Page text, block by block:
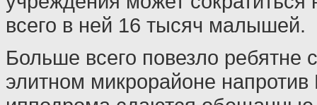
всего в ней 16 тысяч малышей.
Больше всего повезло ребятне
элитном микрорайоне напротив